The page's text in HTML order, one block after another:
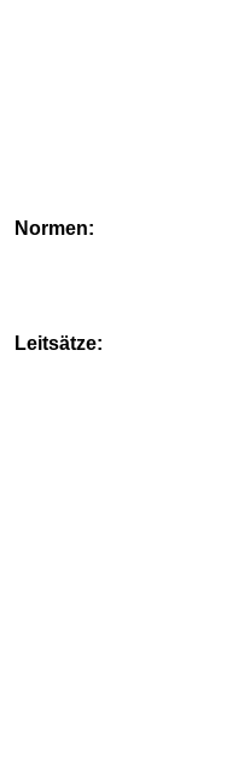
Normen:
Leitsätze: